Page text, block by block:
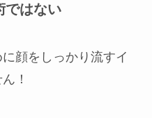
ではない
顔をしっかり流すイ
！